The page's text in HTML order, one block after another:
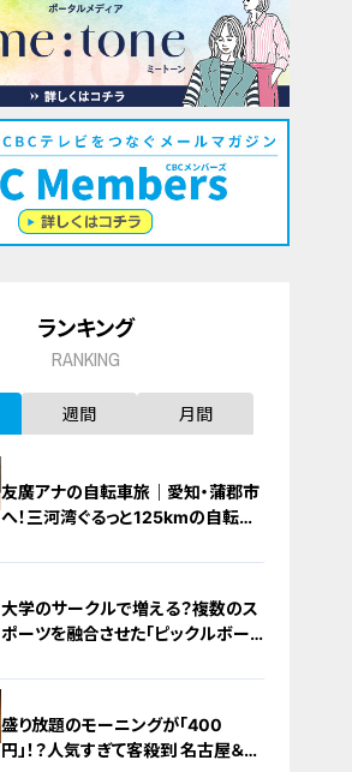
ランキング
RANKING
週間 月間
友廣アナの自転車旅｜愛知・蒲郡市
へ！三河湾ぐるっと125kmの自転車
大学のサークルで増える？複数のス
ポーツを融合させた「ピックルボー
盛り放題のモーニングが「400
円」！？人気すぎて客殺到 名古屋＆岐